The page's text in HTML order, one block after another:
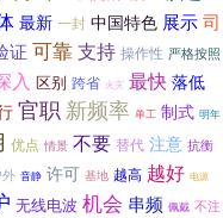
最新 一封 中国特色 展示司
证 可靠支持 操作性 严格按照
入 区别 跨省 火灾 最快 落低
官职 新频率 单工 制式 明年
优点 情景 不要 替代 注意 抗衡
外 音静 许可 基地 越高 越好 电源
无线电波 机会 串频 佩戴 不注